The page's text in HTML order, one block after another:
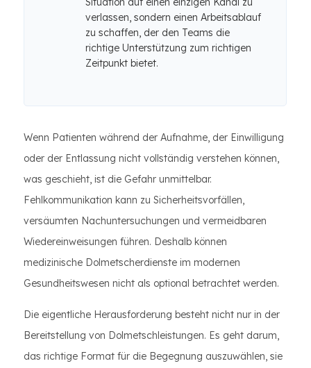
verlassen, sondern einen Arbeitsablauf
zu schaffen, der den Teams die
richtige Unterstützung zum richtigen
Zeitpunkt bietet.
Wenn Patienten während der Aufnahme, der Einwilligung
oder der Entlassung nicht vollständig verstehen können,
was geschieht, ist die Gefahr unmittelbar.
Fehlkommunikation kann zu Sicherheitsvorfällen,
versäumten Nachuntersuchungen und vermeidbaren
Wiedereinweisungen führen. Deshalb können
medizinische Dolmetscherdienste im modernen
Gesundheitswesen nicht als optional betrachtet werden.
Die eigentliche Herausforderung besteht nicht nur in der
Bereitstellung von Dolmetschleistungen. Es geht darum,
das richtige Format für die Begegnung auszuwählen, sie